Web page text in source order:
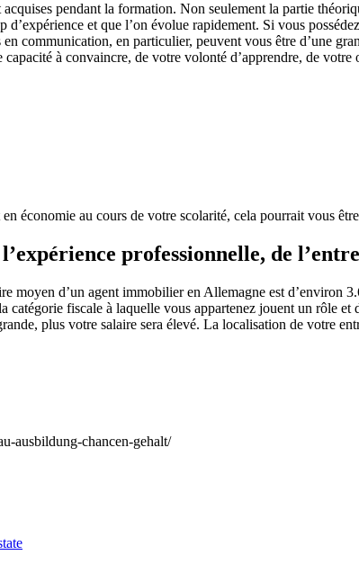
pendant la formation. Non seulement la partie
et que l’on évolue rapidement. Si vous
communication, en particulier, peuvent vous être d’une
à convaincre, de votre volonté d’apprendre, de
économie au cours de votre scolarité, cela pourrait vous
professionnelle, de
moyen d’un agent immobilier en Allemagne est d’environ
fiscale à laquelle vous appartenez jouent un rôle
plus votre salaire sera élevé. La localisation de votre
ausbildung-chancen-gehalt/